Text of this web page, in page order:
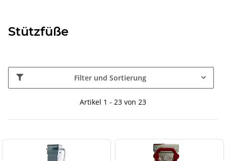
Stützfüße
Filter und Sortierung
Artikel 1 - 23 von 23